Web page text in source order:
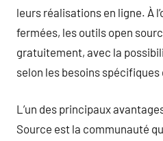
leurs réalisations en ligne. À
fermées, les outils open
gratuitement, avec la
selon les besoins
L’un des principaux
Source est la communauté